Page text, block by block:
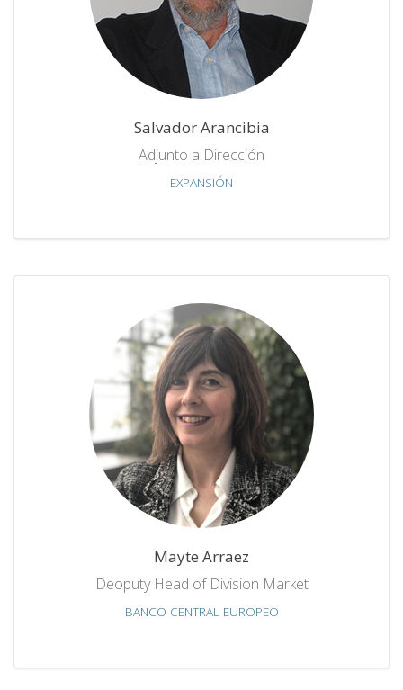
Salvador Arancibia
Adjunto a Dirección
EXPANSIÓN
Mayte Arraez
Deoputy Head of Division Market
BANCO CENTRAL EUROPEO